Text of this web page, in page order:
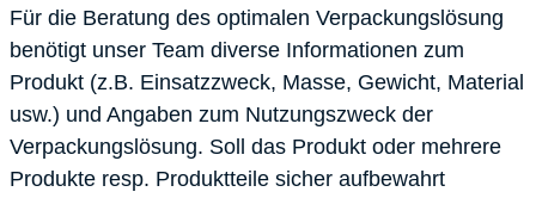
Für die Beratung des optimalen Verpackungslösung
benötigt unser Team diverse Informationen zum
Produkt (z.B. Einsatzzweck, Masse, Gewicht, Material
usw.) und Angaben zum Nutzungszweck der
Verpackungslösung. Soll das Produkt oder mehrere
Produkte resp. Produktteile sicher aufbewahrt